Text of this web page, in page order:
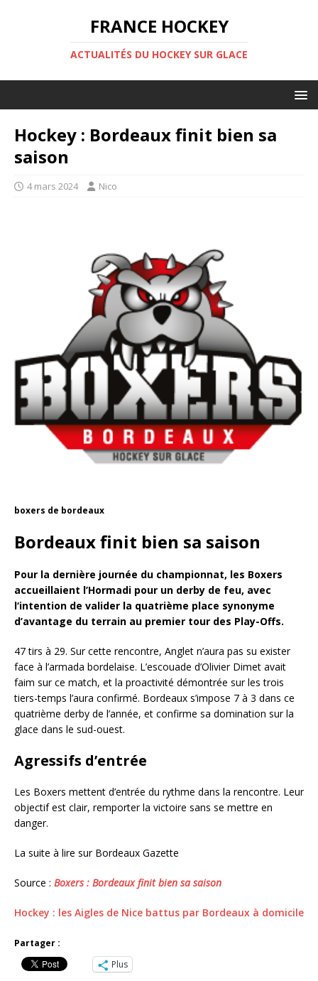
FRANCE HOCKEY
ACTUALITÉS DU HOCKEY SUR GLACE
Hockey : Bordeaux finit bien sa
saison
4 mars 2024 Nico
boxers de bordeaux
Bordeaux finit bien sa saison
Pour la dernière journée du championnat, les Boxers
accueillaient l’Hormadi pour un derby de feu, avec
l‘intention de valider la quatrième place synonyme
d’avantage du terrain au premier tour des Play-Offs.
47 tirs à 29. Sur cette rencontre, Anglet n’aura pas su exister
face à l’armada bordelaise. L’escouade d’Olivier Dimet avait
faim sur ce match, et la proactivité démontrée sur les trois
tiers-temps l’aura confirmé. Bordeaux s’impose 7 à 3 dans ce
quatrième derby de l’année, et confirme sa domination sur la
glace dans le sud-ouest.
Agressifs d’entrée
Les Boxers mettent d’entrée du rythme dans la rencontre. Leur
objectif est clair, remporter la victoire sans se mettre en
danger.
La suite à lire sur Bordeaux Gazette
Source : Boxers : Bordeaux finit bien sa saison
Hockey : les Aigles de Nice battus par Bordeaux à domicile
Partager :
Plus